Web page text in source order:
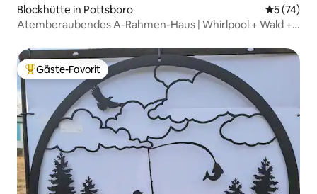
Blockhütte in Pottsboro
5 (74)
Atemberaubendes A-Rahmen-Haus | Whirlpool + Wald +
Beliebter Gäste-Favorit.
Gäste-Favorit